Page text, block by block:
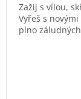
Zažij s vílou,
Vyřeš s
plno